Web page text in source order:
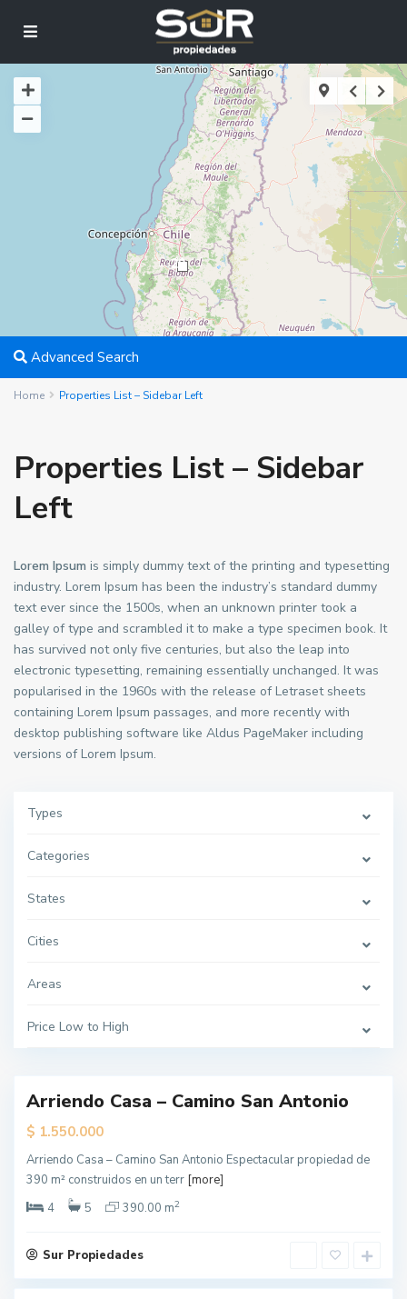
20
Advanced Search
Home Properties List – Sidebar Left
Properties List – Sidebar
Left
Lorem Ipsum is simply dummy text of the printing and typesetting
industry. Lorem Ipsum has been the industry’s standard dummy
text ever since the 1500s, when an unknown printer took a
galley of type and scrambled it to make a type specimen book. It
has survived not only five centuries, but also the leap into
electronic typesetting, remaining essentially unchanged. It was
popularised in the 1960s with the release of Letraset sheets
containing Lorem Ipsum passages, and more recently with
desktop publishing software like Aldus PageMaker including
versions of Lorem Ipsum.
Types
Categories
States
Cities
Areas
Price Low to High
s
Á
e
Arriendo Casa – Camino San Antonio
$ 1.550.000
Arriendo Casa – Camino San Antonio Espectacular propiedad de
390 m² construidos en un terr [more]
4
5 390.00 m2
Sur Propiedades
L
o
Á
n
l
e
s